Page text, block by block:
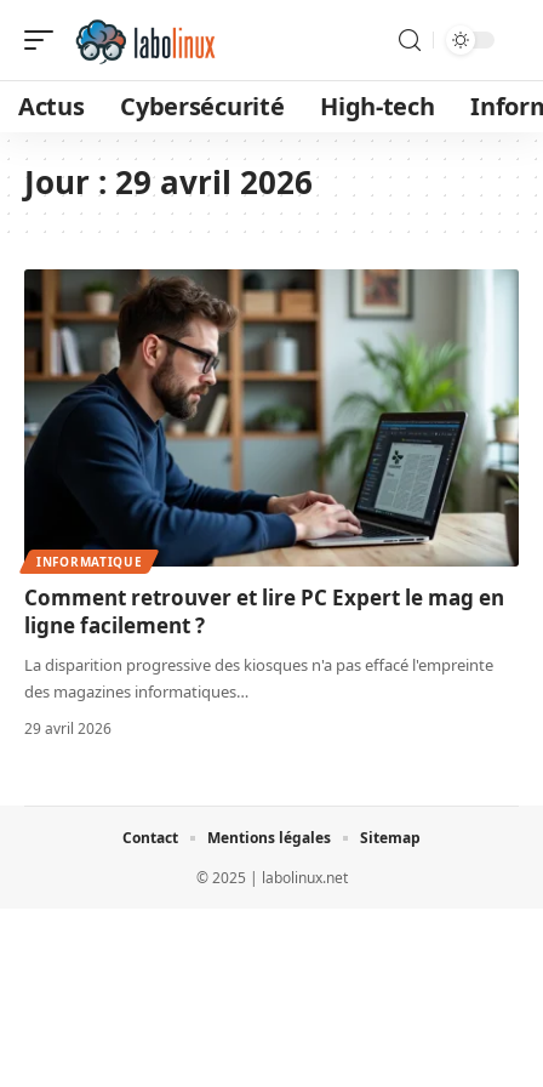
Actus Cybersécurité High-tech
Jour : 29 avril 2026
INFORMATIQUE
Comment retrouver et lire PC Expert le mag en
ligne facilement ?
La disparition progressive des kiosques n'a pas effacé l'empreinte
des magazines informatiques…
29 avril 2026
© 2025 | labolinux.net
Contact Mentions légales Sitemap